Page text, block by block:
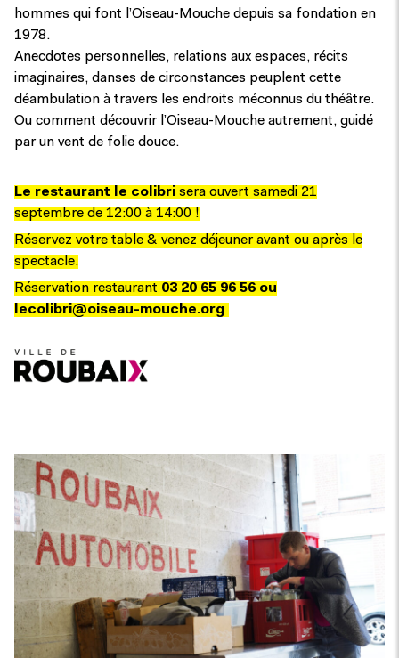
hommes qui font l’Oiseau-Mouche depuis sa fondation en
1978.
Anecdotes personnelles, relations aux espaces, récits
imaginaires, danses de circonstances peuplent cette
déambulation à travers les endroits méconnus du théâtre.
Ou comment découvrir l’Oiseau-Mouche autrement, guidé
par un vent de folie douce.
Le restaurant le colibri sera ouvert samedi 21
septembre de 12:00 à 14:00 !
Réservez votre table & venez déjeuner avant ou après le
spectacle.
Réservation restaurant 03 20 65 96 56 ou
lecolibri@oiseau-mouche.org